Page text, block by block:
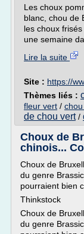
Les choux
blanc, chou de
les choux
une semaine
Lire la suite
Site : https://
Thèmes liés :
fleur vert /
de chou vert/
Choux de
chinois...
Choux de
du genre
pourraient bien
Thinkstock
Choux de
du genre